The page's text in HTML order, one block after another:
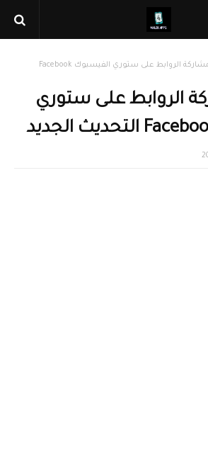
طريقة مشاركة الروابط على ستوري الفيسبوك Facebook
الروابط على ستوري